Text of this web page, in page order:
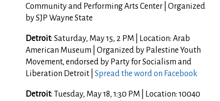
Community and Performing Arts Center | Organized
by SJP Wayne State
Detroit: Saturday, May 15, 2 PM | Location: Arab
American Museum | Organized by Palestine Youth
Movement, endorsed by Party for Socialism and
Liberation Detroit |Spread the word on Facebook
Detroit: Tuesday, May 18, 1:30 PM | Location: 10040